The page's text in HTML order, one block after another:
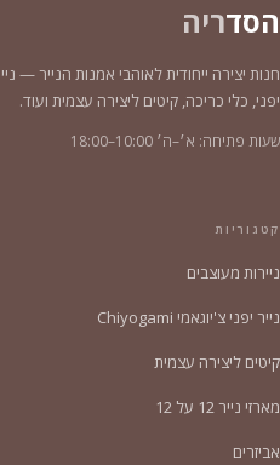
הסדריה
חנות יצירה ייחודית לאוהבי אמנות הנייר —
יפני, כלי כריכה, קיטים ליצירה עצמית ועוד.
שעות פתיחה: א׳–ה׳ 10:00–18:00
קטגוריות
ניירות מעוצבים
נייר יפני צ'יוגאמי Chiyogami
קיטים ליצירה עצמית
מארזי נייר 12 על 12
אביזרים